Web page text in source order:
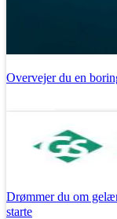
Overvejer du en
Drømmer du om
starte